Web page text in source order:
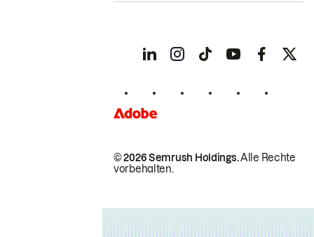
© 2026 Semrush Holdings.Alle Rechte
vorbehalten.